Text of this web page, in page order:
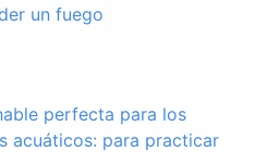
un fuego
perfecta para los
acuáticos: para practicar